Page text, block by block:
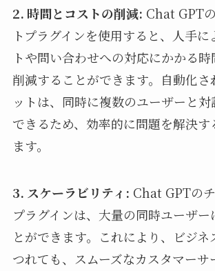
2. 時間とコストの削減: Chat GPT
トプラグインを使用すると、人手
トや問い合わせへの対応にかかる
削減することができます。自動化さ
ットは、同時に複数のユーザーと
できるため、効率的に問題を解決す
ます。
3. スケーラビリティ: Chat GPTの
プラグインは、大量の同時ユーザー
とができます。これにより、ビジネ
つれても、スムーズなカスタマーサ